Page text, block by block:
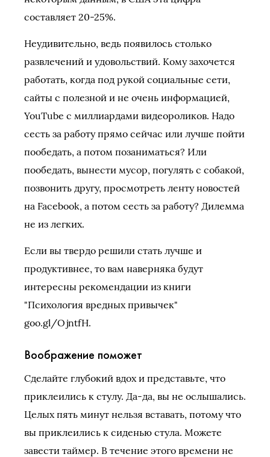
составляет 20-25%.
Неудивительно, ведь появилось столько
развлечений и удовольствий. Кому захочется
работать, когда под рукой социальные сети,
сайты с полезной и не очень информацией,
YouTube с миллиардами видеороликов. Надо
сесть за работу прямо сейчас или лучше пойти
пообедать, а потом позаниматься? Или
пообедать, вынести мусор, погулять с собакой,
позвонить другу, просмотреть ленту новостей
на Facebook, а потом сесть за работу? Дилемма
не из легких.
Если вы твердо решили стать лучше и
продуктивнее, то вам наверняка будут
интересны рекомендации из книги
"Психология вредных привычек"
goo.gl/OjntfH.
Воображение поможет
Сделайте глубокий вдох и представьте, что
приклеились к стулу. Да-да, вы не ослышались.
Целых пять минут нельзя вставать, потому что
вы приклеились к сиденью стула. Можете
завести таймер. В течение этого времени не